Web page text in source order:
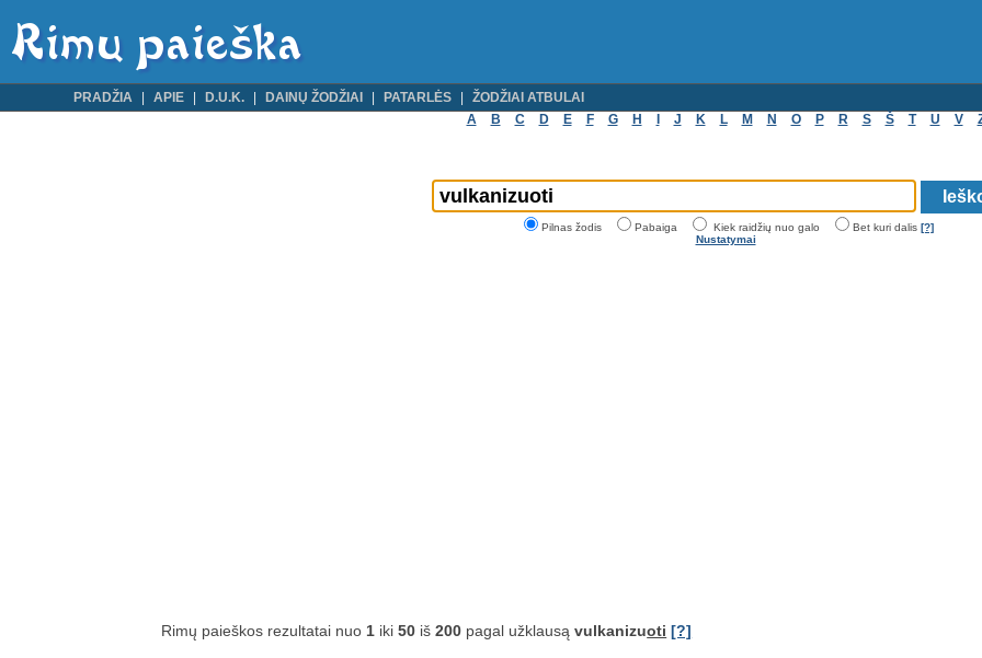
PRADŽIA APIE D.U.K. DAINŲ ŽODŽIAI PATARLĖS
ŽODŽIAI ATBULAI
A
B C D E F G H J K L M N O P R S Š T U V
Pilnas žodis Pabaiga Kiek raidžių nuo galo Bet kuri dalis [?]
Nustatymai
Rimų paieškos rezultatai nuo 1 iki50 iš200 pagal užklausąvulkanizuoti [?]